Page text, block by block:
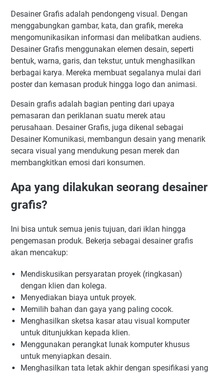
Desainer Grafis adalah pendongeng visual. Dengan
menggabungkan gambar, kata, dan grafik, mereka
mengomunikasikan informasi dan melibatkan audiens.
Desainer Grafis menggunakan elemen desain, seperti
bentuk, warna, garis, dan tekstur, untuk menghasilkan
berbagai karya. Mereka membuat segalanya mulai dari
poster dan kemasan produk hingga logo dan animasi.
Desain grafis adalah bagian penting dari upaya
pemasaran dan periklanan suatu merek atau
perusahaan. Desainer Grafis, juga dikenal sebagai
Desainer Komunikasi, membangun desain yang menarik
secara visual yang mendukung pesan merek dan
membangkitkan emosi dari konsumen.
Apa yang dilakukan seorang desainer
grafis?
Ini bisa untuk semua jenis tujuan, dari iklan hingga
pengemasan produk. Bekerja sebagai desainer grafis
akan mencakup:
Mendiskusikan persyaratan proyek (ringkasan)
dengan klien dan kolega.
Menyediakan biaya untuk proyek.
Memilih bahan dan gaya yang paling cocok.
Menghasilkan sketsa kasar atau visual komputer
untuk ditunjukkan kepada klien.
Menggunakan perangkat lunak komputer khusus
untuk menyiapkan desain.
Menghasilkan tata letak akhir dengan spesifikasi yang